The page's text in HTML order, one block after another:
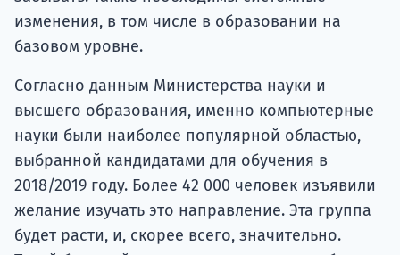
изменения, в том числе в образовании на
базовом уровне.
Согласно данным Министерства науки и
высшего образования, именно компьютерные
науки были наиболее популярной областью,
выбранной кандидатами для обучения в
2018/2019 году. Более 42 000 человек изъявили
желание изучать это направление. Эта группа
будет расти, и, скорее всего, значительно.